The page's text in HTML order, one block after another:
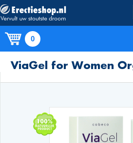
0
Producten
ViaGel for Women